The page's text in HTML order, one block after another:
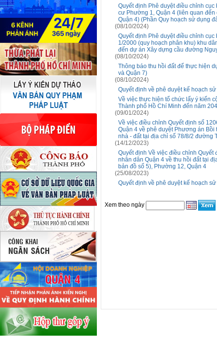
Quyết định Phê duyệt điều chỉnh
cư Phường 1, Quận 4 (liên quan
Quận 4) (Phần Quy hoạch sử dụng
(08/10/2024)
Quyết định Phê duyệt điều chỉnh
1/2000 (quy hoạch phân khu) khu
đến dự án Xây dựng cầu đường
(08/10/2024)
Thông báo thu hồi đất để thực hiện
và Quận 7)
(08/10/2024)
Quyết định về phê duyệt kế hoạch
Về việc thực hiện tổ chức lấy ý kiến
Thành phố Hồ Chí Minh đến năm
(09/01/2024)
Về việc điều chỉnh Quyết định số
Quận 4 về phê duyệt Phương án
nhà - đất tại địa chỉ số 78/8/2 đường
(14/12/2023)
Quyết định Về việc điều chỉnh
nhân dân Quận 4 về thu hồi đất tại
bản đồ số 5), Phường 12, Quận 4
(25/08/2023)
Quyết định về phê duyệt kế hoạch
Xem theo ngày